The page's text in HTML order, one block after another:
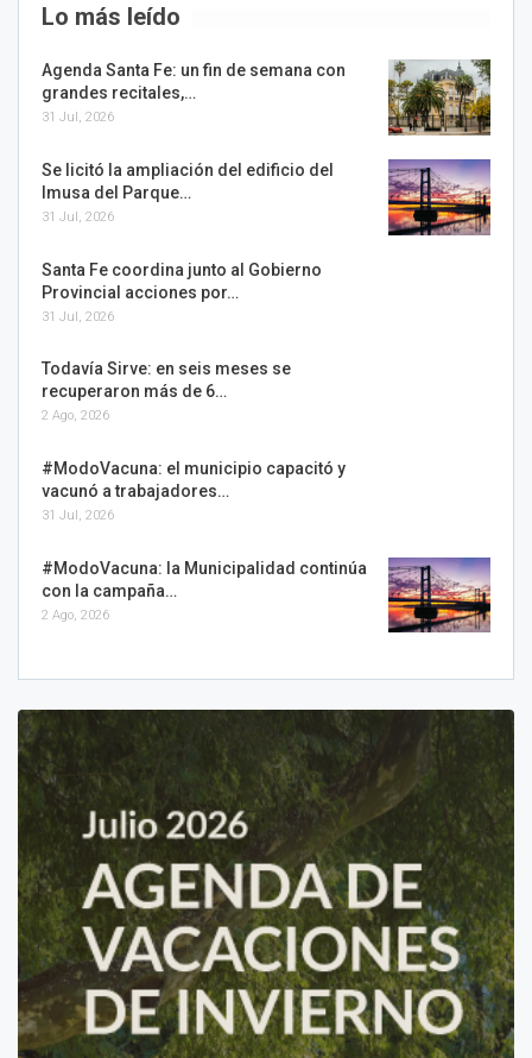
Lo más leído
Agenda Santa Fe: un fin de semana con
grandes recitales,…
31 Jul, 2026
Se licitó la ampliación del edificio del
Imusa del Parque…
31 Jul, 2026
Santa Fe coordina junto al Gobierno
Provincial acciones por…
31 Jul, 2026
Todavía Sirve: en seis meses se
recuperaron más de 6…
2 Ago, 2026
#ModoVacuna: el municipio capacitó y
vacunó a trabajadores…
31 Jul, 2026
#ModoVacuna: la Municipalidad continúa
con la campaña…
2 Ago, 2026